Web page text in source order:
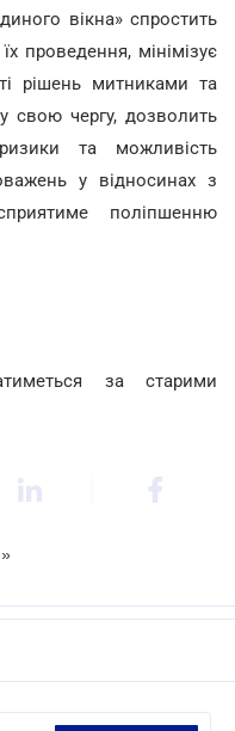
вікна» спростить
проведення, мінімізує
рішень митниками та
свою чергу, дозволить
та можливість
у відносинах з
поліпшенню
за старими